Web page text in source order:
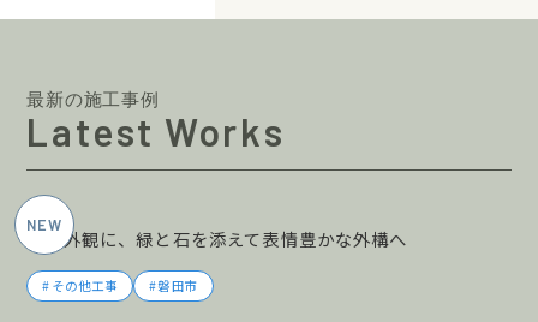
最新の施工事例
Latest Works
黒の外観に、緑と石を添えて表情豊かな外構へ
その他工事 磐田市